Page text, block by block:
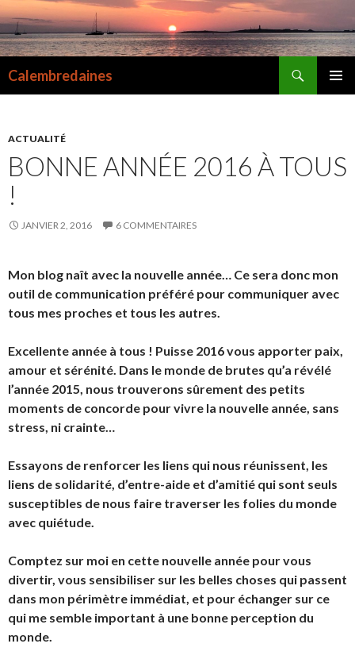
Calembredaines
ACTUALITÉ
BONNE ANNÉE 2016 À TOUS
!
JANVIER 2, 2016 6 COMMENTAIRES
Mon blog naît avec la nouvelle année… Ce sera donc mon
outil de communication préféré pour communiquer avec
tous mes proches et tous les autres.
Excellente année à tous ! Puisse 2016 vous apporter paix,
amour et sérénité. Dans le monde de brutes qu’a révélé
l’année 2015, nous trouverons sûrement des petits
moments de concorde pour vivre la nouvelle année, sans
stress, ni crainte…
Essayons de renforcer les liens qui nous réunissent, les
liens de solidarité, d’entre-aide et d’amitié qui sont seuls
susceptibles de nous faire traverser les folies du monde
avec quiétude.
Comptez sur moi en cette nouvelle année pour vous
divertir, vous sensibiliser sur les belles choses qui passent
dans mon périmètre immédiat, et pour échanger sur ce
qui me semble important à une bonne perception du
monde.